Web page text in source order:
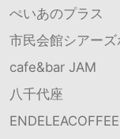
ぺいあのプラス
市民会館シアー
cafe&bar JAM
八千代座
ENDELEACOFFEE